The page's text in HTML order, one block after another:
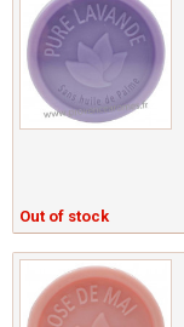
Out of stock